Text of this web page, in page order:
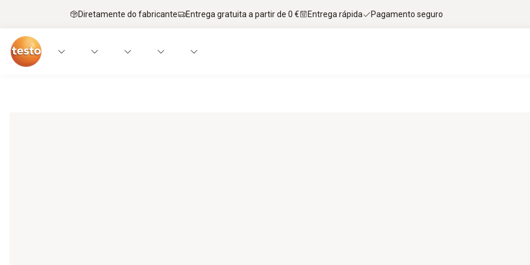
Diretamente do fabricante Entrega gratuita a partir de 0 € Entrega rápida Pagamento seguro